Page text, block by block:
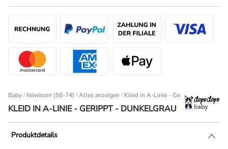
Baby / Newborn (56-74) / Alles anzeigen Kleid in A-Linie - Gerippt -
KLEID IN A-LINIE - GERIPPT - DUNKELGRAU
Produktdetails